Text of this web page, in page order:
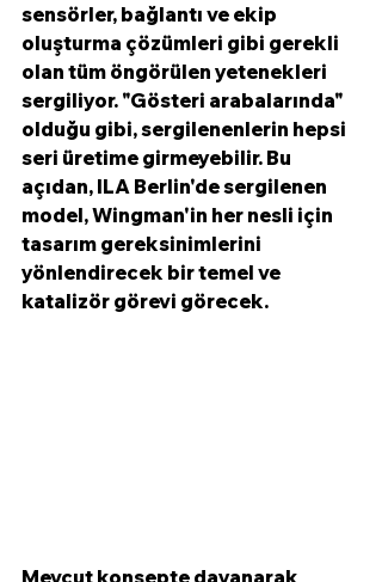
sensörler, bağlantı ve ekip
oluşturma çözümleri gibi gerekli
olan tüm öngörülen yetenekleri
sergiliyor. "Gösteri arabalarında"
olduğu gibi, sergilenenlerin hepsi
seri üretime girmeyebilir. Bu
açıdan, ILA Berlin'de sergilenen
model, Wingman'in her nesli için
tasarım gereksinimlerini
yönlendirecek bir temel ve
katalizör görevi görecek.